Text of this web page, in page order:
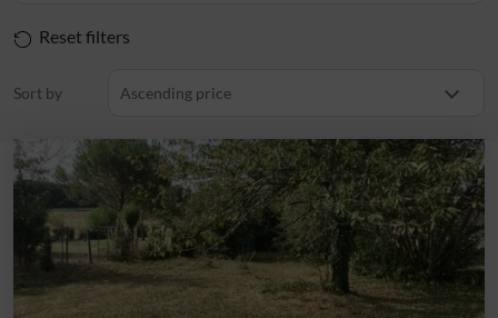
Reset filters
Sort by Ascending price